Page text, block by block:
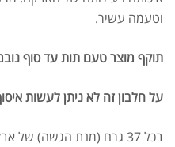
וטעמה עשיר.
תוקף מוצר טעם תות עד סוף נובמבר
על חלבון זה לא ניתן לעשות